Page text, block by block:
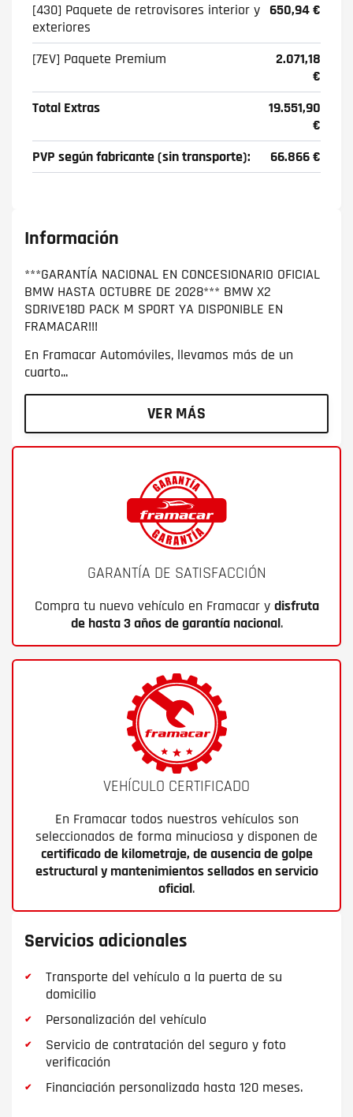
[430] Paquete de retrovisores interior y
exteriores
650,94 €
[7EV] Paquete Premium
2.071,18
€
Total Extras
19.551,90
€
PVP según fabricante (sin transporte):
66.866 €
Información
***GARANTÍA NACIONAL EN CONCESIONARIO OFICIAL
BMW HASTA OCTUBRE DE 2028*** BMW X2
SDRIVE18D PACK M SPORT YA DISPONIBLE EN
FRAMACAR!!!
En Framacar Automóviles, llevamos más de un
cuarto...
VER MÁS
GARANTÍA DE SATISFACCIÓN
Compra tu nuevo vehículo en Framacar y disfruta
de hasta 3 años de garantía nacional.
VEHÍCULO CERTIFICADO
En Framacar todos nuestros vehículos son
seleccionados de forma minuciosa y disponen de
certificado de kilometraje, de ausencia de golpe
estructural y mantenimientos sellados en servicio
oficial.
Servicios adicionales
Transporte del vehículo a la puerta de su
domicilio
Personalización del vehículo
Servicio de contratación del seguro y foto
verificación
Financiación personalizada hasta 120 meses.